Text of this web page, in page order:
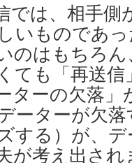
では、相手
いものであ
のはもちろ
ても「再送
ターの欠落
ーターが欠
する）が、
が考え出さ